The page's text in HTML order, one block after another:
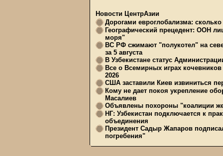
Новости ЦентрАзии
Дорогами евроглобализма:
Географический прецедент: ООН
моря"
ВС РФ сжимают "полукотел" на
за 5 августа
В Узбекистане статус
Все о Всемирных играх
2026
США заставили Киев извиниться
Кому не дает покоя укрепление
Масалиев
Объявлены похороны "коалиции
НГ: Узбекистан подключается к
объединения
Президент Садыр Жапаров
погребения"